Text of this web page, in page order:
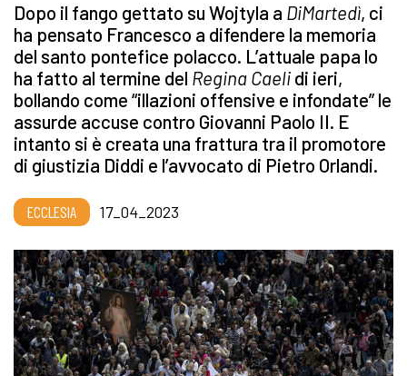
Dopo il fango gettato su Wojtyla a DiMartedì, ci
ha pensato Francesco a difendere la memoria
del santo pontefice polacco. L’attuale papa lo
ha fatto al termine del Regina Caeli di ieri,
bollando come “illazioni offensive e infondate” le
assurde accuse contro Giovanni Paolo II. E
intanto si è creata una frattura tra il promotore
di giustizia Diddi e l’avvocato di Pietro Orlandi.
ECCLESIA 17_04_2023